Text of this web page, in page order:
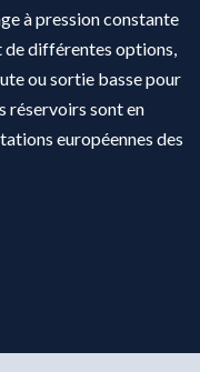
à pression constante
de différentes options,
ou sortie basse pour
réservoirs sont en
européennes des